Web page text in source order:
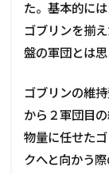
た。基本的に
ゴブリンを揃
盤の軍団とは思
ゴブリンの維
から２軍団目
物量に任せた
クへと向かう